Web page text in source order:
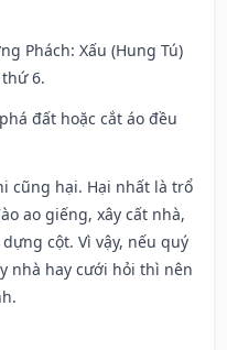
Phách: Xấu (Hung Tú)
6.
đất hoặc cắt áo đều
cũng hại. Hại nhất là trổ
ao giếng, xây cất nhà,
cột. Vì vậy, nếu quý
nhà hay cưới hỏi thì nên